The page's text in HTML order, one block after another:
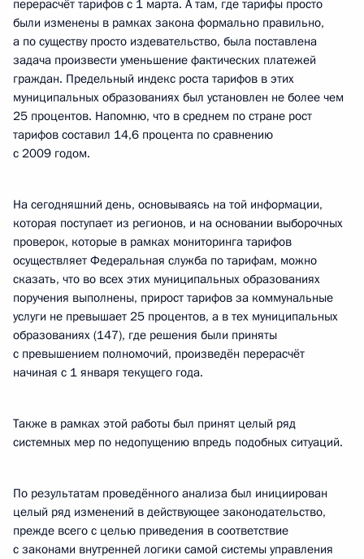
перерасчёт тарифов с 1 марта. А там, где тарифы просто
были изменены в рамках закона формально правильно,
а по существу просто издевательство, была поставлена
задача произвести уменьшение фактических платежей
граждан. Предельный индекс роста тарифов в этих
муниципальных образованиях был установлен не более чем
25 процентов. Напомню, что в среднем по стране рост
тарифов составил 14,6 процента по сравнению
с 2009 годом.
На сегодняшний день, основываясь на той информации,
которая поступает из регионов, и на основании выборочных
проверок, которые в рамках мониторинга тарифов
осуществляет Федеральная служба по тарифам, можно
сказать, что во всех этих муниципальных образованиях
поручения выполнены, прирост тарифов за коммунальные
услуги не превышает 25 процентов, а в тех муниципальных
образованиях (147), где решения были приняты
с превышением полномочий, произведён перерасчёт
начиная с 1 января текущего года.
Также в рамках этой работы был принят целый ряд
системных мер по недопущению впредь подобных ситуаций.
По результатам проведённого анализа был инициирован
целый ряд изменений в действующее законодательство,
прежде всего с целью приведения в соответствие
с законами внутренней логики самой системы управления